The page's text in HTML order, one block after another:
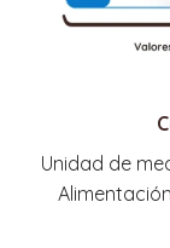
Unidad de